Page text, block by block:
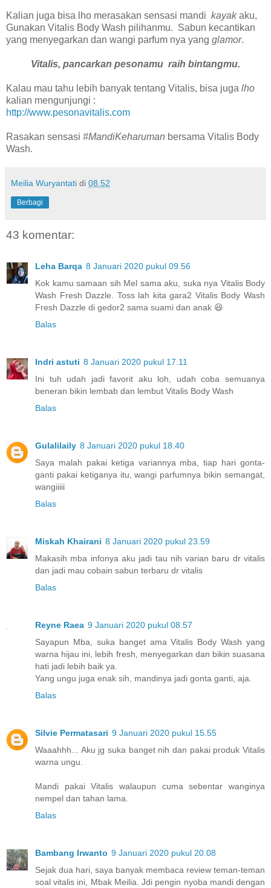
Kalian juga bisa lho merasakan sensasi mandi kayakaku,
Gunakan Vitalis Body Wash pilihanmu. Sabun kecantikan
yang menyegarkan dan wangi parfum nya yang glamor.
Vitalis, pancarkan pesonamu raih bintangmu.
Kalau mau tahu lebih banyak tentang Vitalis, bisa juga lho
kalian mengunjungi :
http://www.pesonavitalis.com
Rasakan sensasi #MandiKeharuman bersama Vitalis Body
Wash.
Meilia Wuryantati di 08.52
Berbagi
43 komentar:
Leha Barqa 8 Januari 2020 pukul 09.56
Kok kamu samaan sih Mel sama aku, suka nya Vitalis Body
Wash Fresh Dazzle. Toss lah kita gara2 Vitalis Body Wash
Fresh Dazzle di gedor2 sama suami dan anak 😆
Balas
Indri astuti 8 Januari 2020 pukul 17.11
Ini tuh udah jadi favorit aku loh, udah coba semuanya
beneran bikin lembab dan lembut Vitalis Body Wash
Balas
Gulalilaily 8 Januari 2020 pukul 18.40
Saya malah pakai ketiga variannya mba, tiap hari gonta-
ganti pakai ketiganya itu, wangi parfumnya bikin semangat,
wangiiiii
Balas
Miskah Khairani 8 Januari 2020 pukul 23.59
Makasih mba infonya aku jadi tau nih varian baru dr vitalis
dan jadi mau cobain sabun terbaru dr vitalis
Balas
Reyne Raea 9 Januari 2020 pukul 08.57
Sayapun Mba, suka banget ama Vitalis Body Wash yang
warna hijau ini, lebih fresh, menyegarkan dan bikin suasana
hati jadi lebih baik ya.
Yang ungu juga enak sih, mandinya jadi gonta ganti, aja.
Balas
Silvie Permatasari 9 Januari 2020 pukul 15.55
Waaahhh... Aku jg suka banget nih dan pakai produk Vitalis
warna ungu.
Mandi pakai Vitalis walaupun cuma sebentar wanginya
nempel dan tahan lama.
Balas
Bambang Irwanto 9 Januari 2020 pukul 20.08
Sejak dua hari, saya banyak membaca review teman-teman
soal vitalis ini, Mbak Meilia. Jdi pengin nyoba mandi dengan